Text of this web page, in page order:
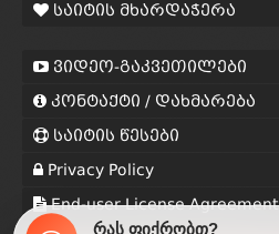
რას ფიქრობთ?
საიტის მხარდაჭერა
ვიდეო-გაკვეთილები
კონტაქტი / დახმარება
საიტის წესები
Privacy Policy
End-user License Agreement